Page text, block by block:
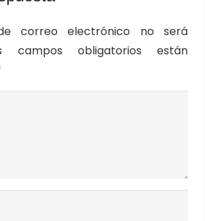
correo electrónico no será
campos obligatorios están